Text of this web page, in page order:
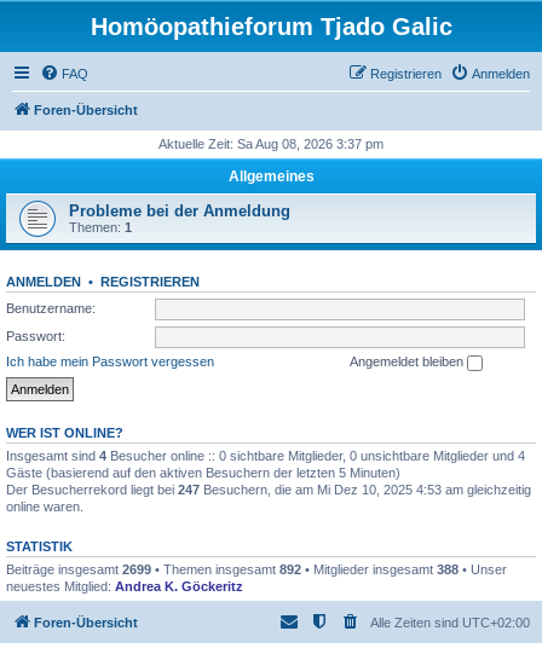
Homöopathieforum Tjado Galic
FAQ Anmelden
Registrieren
Foren-Übersicht
Aktuelle Zeit: Sa Aug 08, 2026 3:37 pm
Allgemeines
Probleme bei der Anmeldung
Themen: 1
ANMELDEN • REGISTRIEREN
Benutzername:
Passwort:
Ich habe mein Passwort vergessen
Angemeldet bleiben
WER IST ONLINE?
Insgesamt sind 4 Besucher online :: 0 sichtbare Mitglieder, 0 unsichtbare Mitglieder und 4
Gäste (basierend auf den aktiven Besuchern der letzten 5 Minuten)
Der Besucherrekord liegt bei 247 Besuchern, die am Mi Dez 10, 2025 4:53 am gleichzeitig
online waren.
STATISTIK
Beiträge insgesamt 2699 • Themen insgesamt 892 • Mitglieder insgesamt 388 • Unser
neuestes Mitglied: Andrea K. Göckeritz
Foren-Übersicht Alle Zeiten sind UTC+02:00